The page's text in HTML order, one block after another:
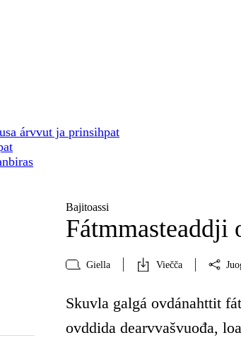
árvvut ja prinsihpat
Bajitoassi
Fátmmasteaddji
Giella Viečča
Skuvla galgá ovdánahttit
ovddida dearvvašvuođa,